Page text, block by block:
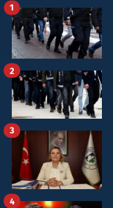
1
2
3
4